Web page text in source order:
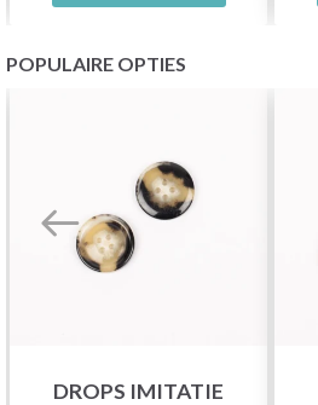
POPULAIRE OPTIES
DROPS IMITATIE